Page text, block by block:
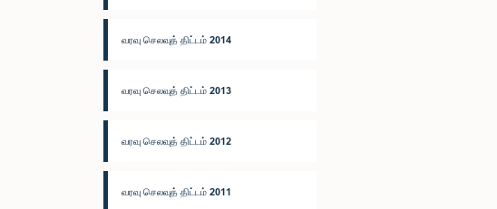
வரவு செலவுத் திட்டம் 2014
வரவு செலவுத் திட்டம் 2013
வரவு செலவுத் திட்டம் 2012
வரவு செலவுத் திட்டம் 2011